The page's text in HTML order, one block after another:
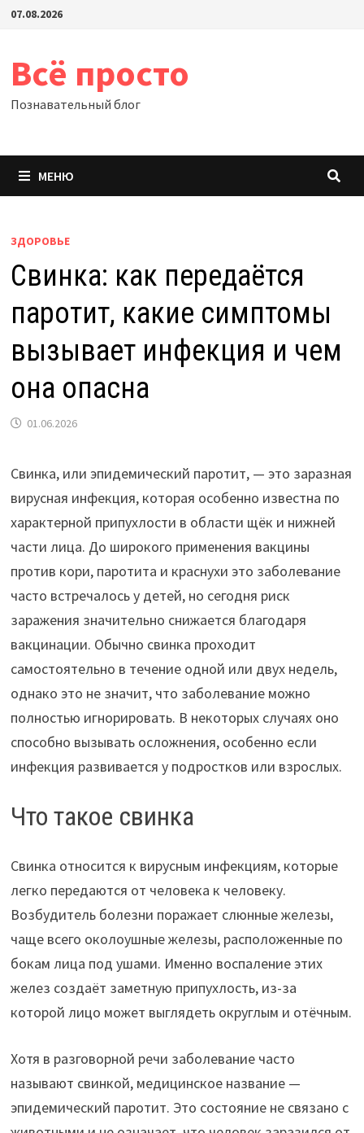
Перейти
07.08.2026
Всё просто
Познавательный блог
МЕНЮ
ЗДОРОВЬЕ
Свинка: как передаётся
паротит, какие симптомы
вызывает инфекция и чем
она опасна
01.06.2026
Свинка, или эпидемический паротит, — это заразная
вирусная инфекция, которая особенно известна по
характерной припухлости в области щёк и нижней
части лица. До широкого применения вакцины
против кори, паротита и краснухи это заболевание
часто встречалось у детей, но сегодня риск
заражения значительно снижается благодаря
вакцинации. Обычно свинка проходит
самостоятельно в течение одной или двух недель,
однако это не значит, что заболевание можно
полностью игнорировать. В некоторых случаях оно
способно вызывать осложнения, особенно если
инфекция развивается у подростков или взрослых.
Что такое свинка
Свинка относится к вирусным инфекциям, которые
легко передаются от человека к человеку.
Возбудитель болезни поражает слюнные железы,
чаще всего околоушные железы, расположенные по
бокам лица под ушами. Именно воспаление этих
желез создаёт заметную припухлость, из-за
которой лицо может выглядеть округлым и отёчным.
Хотя в разговорной речи заболевание часто
называют свинкой, медицинское название —
эпидемический паротит. Это состояние не связано с